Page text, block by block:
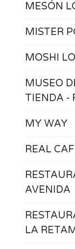
MESÓN
MISTER
MOSHI
MUSEO
TIENDA -
MY WAY
REAL
AVENIDA
LA